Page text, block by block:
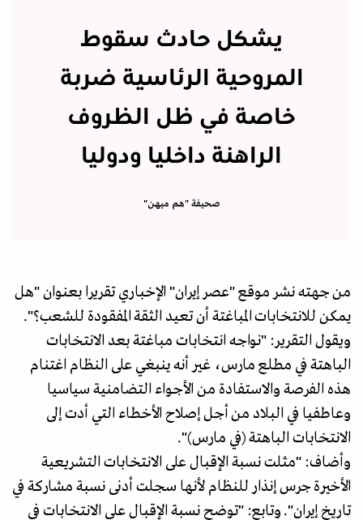
يشكل حادث سقوط
المروحية الرئاسية ضربة
خاصة في ظل الظروف
الراهنة داخليا ودوليا
صحيفة "هم ميهن"
من جهته نشر موقع "عصر إيران" الإخباري تقريرا بعنوان "هل
يمكن للانتخابات المباغتة أن تعيد الثقة المفقودة للشعب؟".
ويقول التقرير: "نواجه انتخابات مباغتة بعد الانتخابات
الباهتة في مطلع مارس، غير أنه ينبغي على النظام اغتنام
هذه الفرصة والاستفادة من الأجواء التضامنية سياسيا
وعاطفيا في البلاد من أجل إصلاح الأخطاء التي أدت إلى
الانتخابات الباهتة (في مارس)".
وأضاف: "مثلت نسبة الإقبال على الانتخابات التشريعية
الأخيرة جرس إنذار للنظام لأنها سجلت أدنى نسبة مشاركة في
تاريخ إيران". وتابع: "توضح نسبة الإقبال على الانتخابات في